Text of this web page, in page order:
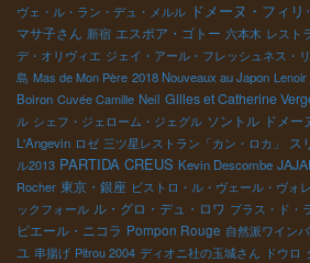
ヴェ・ル・ラン・デュ・メルル ドメーヌ・フィ
マサ子さん 新宿 エスポア・ゴトー 六本木 レスト
デ・オリヴィエ ジェイ・アール・フレッシュネス・
島 Mas de Mon Père 2018 Nouveaux au Japon
Boiron Cuvée Camille Neil Gilles et Catherine
ル シェフ・ジェローム・ジェグル ソントル ドメー
L'Angevin ロゼ 三ツ星レストラン「カン・ロカ」 ス
ル2013 PARTIDA CREUS Kevin Descombe
Rocher 東京・銀座 ビストロ・ル・ヴェール・ヴォレ
ックフォール ル・グロ・デュ・ロワ プラス・ド・
ピエール・ニコラ Pompon Rouge 自然派ワイン
ユ 串揚げ Pitrou 2004 ディオニ社の玉城さん ドウロ